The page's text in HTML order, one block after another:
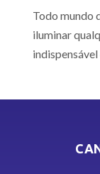
Todo mundo
iluminar